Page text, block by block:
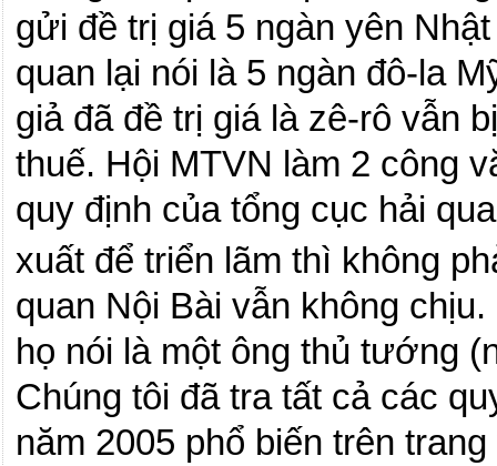
gửi đề trị giá 5 ngàn yên
quan lại nói là 5 ngàn đô-la
giả đã đề trị giá là zê-rô vẫn
thuế. Hội MTVN làm 2 công
quy định của tổng cục hải
xuất để triển lãm thì không
quan Nội Bài vẫn không chịu.
họ nói là một ông thủ tướng
Chúng tôi đã tra tất cả các
năm 2005 phổ biến trên